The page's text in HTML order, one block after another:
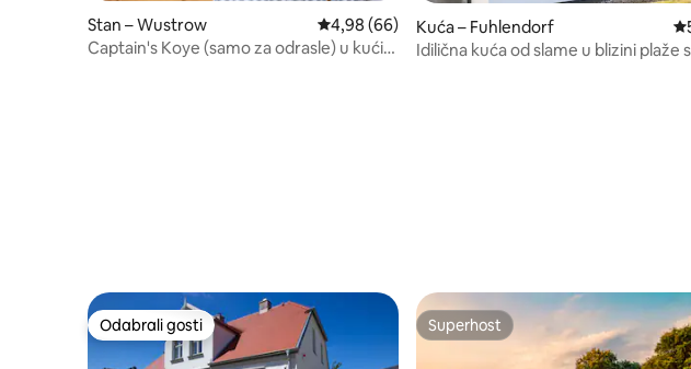
Stan – Wustrow Prosječna ocjena: 4,98/5, recenzija: 66
4,98 (66)
Captain's Koye (samo za odrasle) u kući
Kuća – Fuhlendorf
Idilična kuća od slame u blizini plaže s
Odabrali gosti
Odabrali gosti Superhost
Superhost